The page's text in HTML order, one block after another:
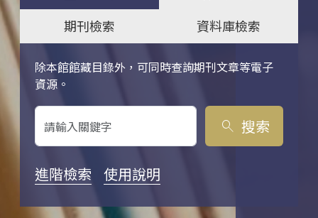
期刊檢索
資料庫檢索
除本館館藏目錄外，可同時查詢期刊文章等電子
資源。
關鍵字搜尋
search 搜索
進階檢索 使用說明